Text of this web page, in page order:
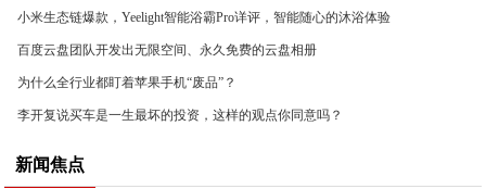
小米生态链爆款，Yeelight智能浴霸Pro详评，智能随心的沐浴体验
百度云盘团队开发出无限空间、永久免费的云盘相册
为什么全行业都盯着苹果手机“废品”？
李开复说买车是一生最坏的投资，这样的观点你同意吗？
新闻焦点